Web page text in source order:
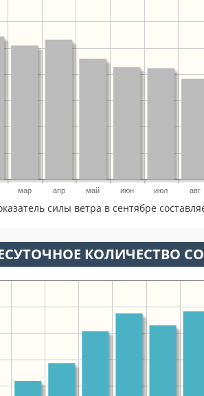
мар апр май июн июл авг
силы ветра в сентябре
КОЛИЧЕСТВО